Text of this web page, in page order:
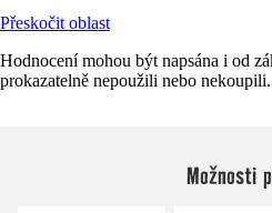
Přeskočit oblast
Hodnocení mohou být napsána i od
prokazatelně nepoužili nebo nekoupili.
Možnosti